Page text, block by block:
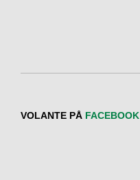
VOLANTE PÅ FACEBOOK